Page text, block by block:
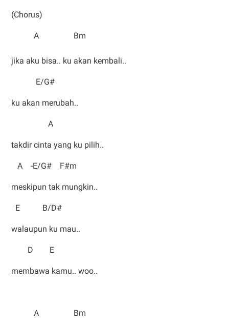
(Chorus)
A Bm
jika aku bisa.. ku akan kembali..
E/G#
ku akan merubah..
A
takdir cinta yang ku pilih..
A -E/G# F#m
meskipun tak mungkin..
E B/D#
walaupun ku mau..
D E
membawa kamu.. woo..
A Bm